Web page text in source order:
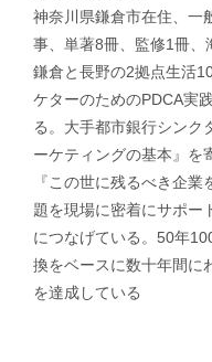
神奈川県鎌倉市在住、一
事、単著8冊、監修1冊、
鎌倉と長野の2拠点生活
ケターのためのPDCA実
る。大手都市銀行シンク
ーケティングの基本』を
『この世に残るべき企
題を現場に密着にサポー
につなげている。50年
換をベースに数十年間に
を達成している